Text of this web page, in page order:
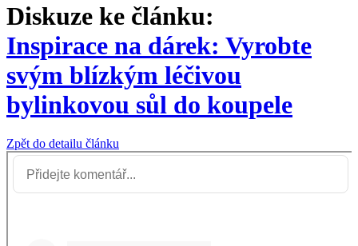
Diskuze ke článku:
Inspirace na dárek: Vyrobte
svým blízkým léčivou
bylinkovou sůl do koupele
Zpět do detailu článku